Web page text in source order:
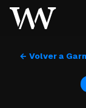
← Volver a